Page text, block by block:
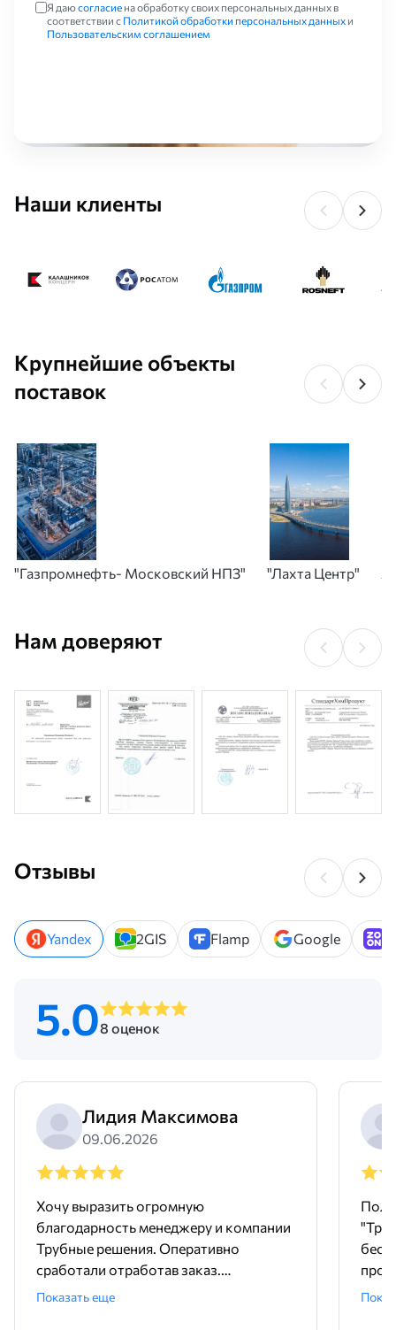
Я даюсогласие на обработку своих персональных данных в
соответствии с Политикой обработки персональных данных и
Пользовательским соглашением
Наши клиенты
Крупнейшие объекты
поставок
"Газпромнефть- Московский НПЗ" "Лахта Центр"
Нам доверяют
Отзывы
Yandex 2GIS Flamp Google
5.08 оценок
Лидия Максимова
09.06.2026
Хочу выразить огромную
благодарность менеджеру и компании
Трубные решения. Оперативно
сработали отработав заказ.
Доставили точно в срок и без
Показать еще